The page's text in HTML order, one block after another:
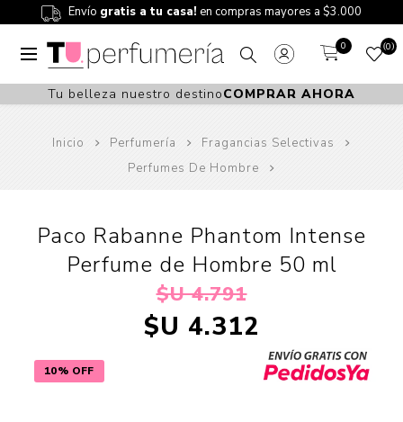
Envío gratis a tu casa! en compras mayores a $3.000
0 0
Tu belleza nuestro destinoCOMPRAR AHORA
Inicio Perfumería
Fragancias Selectivas
Perfumes De Hombre
10% OFF
Paco Rabanne Phantom Intense
Perfume de Hombre 50 ml
$U 4.791
$U 4.312